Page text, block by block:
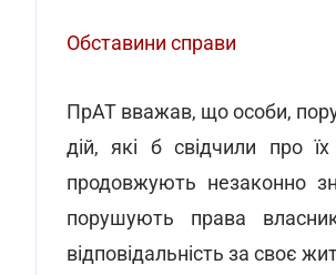
Обставини справи
ПрАТ вважав, що особи,
дій, які б свідчили про
продовжують незаконно
порушують права
відповідальність за своє